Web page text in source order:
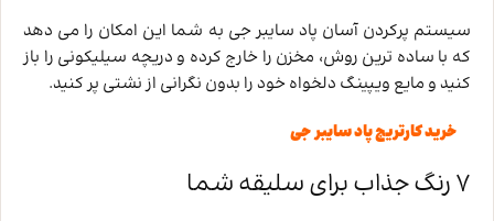
سیستم پرکردن آسان پاد سایبر جی به شما این امکان را می ‌دهد
که با ساده ‌ترین روش، مخزن را خارج کرده و دریچه سیلیکونی را باز
کنید و مایع ویپینگ دلخواه خود را بدون نگرانی از نشتی پر کنید.
خرید کارتریج پاد سایبر جی
7 رنگ جذاب برای سلیقه شما